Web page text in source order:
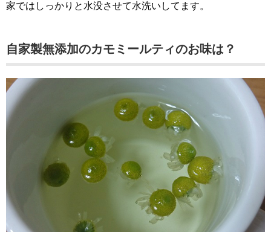
家ではしっかりと水没させて水洗いしてます。
自家製無添加のカモミールティのお味は？